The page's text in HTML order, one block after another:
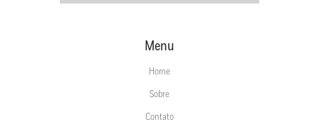
Menu
Home
Sobre
Contato